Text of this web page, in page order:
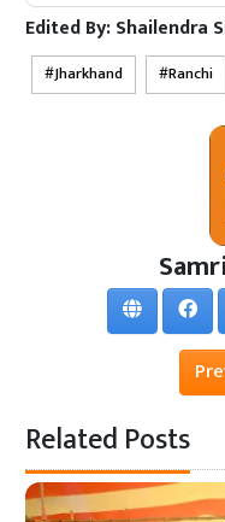
Edited By:Shailendra
Jharkhand Ranchi
Related Posts